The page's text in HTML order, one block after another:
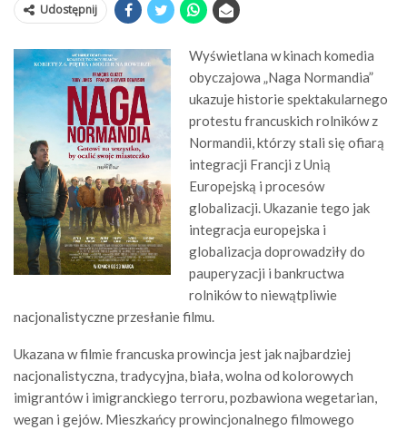
Udostępnij
Wyświetlana w kinach komedia
obyczajowa „Naga Normandia”
ukazuje historie spektakularnego
protestu francuskich rolników z
Normandii, którzy stali się ofiarą
integracji Francji z Unią
Europejską i procesów
globalizacji. Ukazanie tego jak
integracja europejska i
globalizacja doprowadziły do
pauperyzacji i bankructwa
rolników to niewątpliwie
nacjonalistyczne przesłanie filmu.
Ukazana w filmie francuska prowincja jest jak najbardziej
nacjonalistyczna, tradycyjna, biała, wolna od kolorowych
imigrantów i imigranckiego terroru, pozbawiona wegetarian,
wegan i gejów. Mieszkańcy prowincjonalnego filmowego